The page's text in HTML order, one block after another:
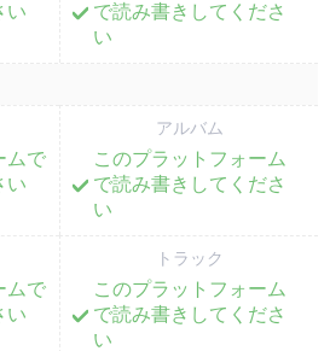
い
;
で読み書きしてくださ
い
ムで
い
アルバム
;
このプラットフォーム
で読み書きしてくださ
い
ムで
い
トラック
;
このプラットフォーム
で読み書きしてくださ
い